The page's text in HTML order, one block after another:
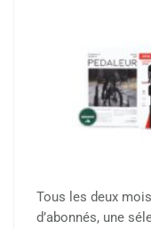
Tous les deux
d’abonnés, une